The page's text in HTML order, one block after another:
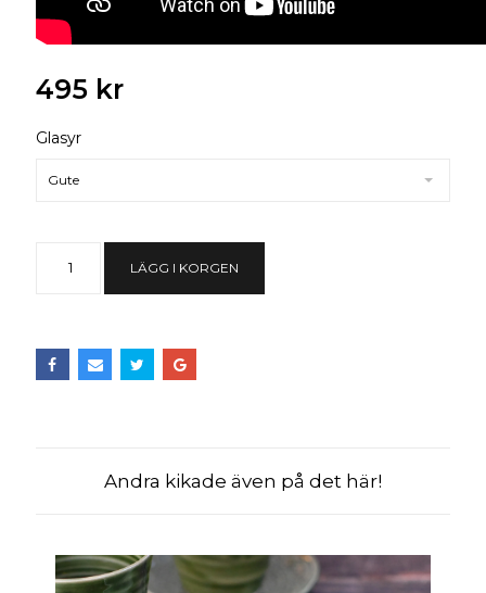
495 kr
Glasyr
Gute
LÄGG I KORGEN
Andra kikade även på det här!